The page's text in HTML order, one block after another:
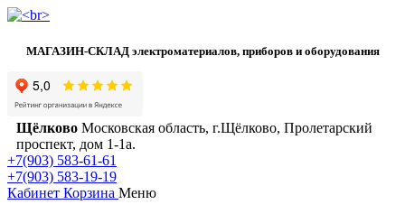
МАГАЗИН-СКЛАД электроматериалов, приборов и оборудования
Щёлково Московская область, г.Щёлково, Пролетарский
проспект, дом 1‑1а.
+7(903) 583-61-61
+7(903) 583-19-19
Кабинет Корзина Меню